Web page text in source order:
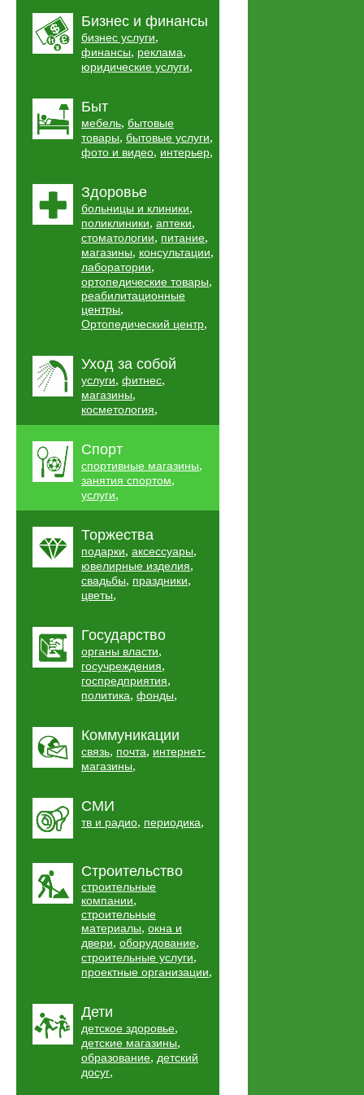
Бизнес и финансы
бизнес услуги,
финансы, реклама,
юридические услуги,
Быт
мебель, бытовые
товары, бытовые услуги,
фото и видео, интерьер,
Здоровье
больницы и клиники,
поликлиники, аптеки,
стоматологии, питание,
магазины, консультации,
лаборатории,
ортопедические товары,
реабилитационные
центры,
Ортопедический центр,
Уход за собой
услуги, фитнес,
магазины,
косметология,
Спорт
спортивные магазины,
занятия спортом,
услуги,
Торжества
подарки, аксессуары,
ювелирные изделия,
свадьбы, праздники,
цветы,
Государство
органы власти,
госучреждения,
госпредприятия,
политика, фонды,
Коммуникации
связь, почта, интернет-
магазины,
СМИ
тв и радио, периодика,
Строительство
строительные
компании,
строительные
материалы, окна и
двери, оборудование,
строительные услуги,
проектные организации,
Дети
детское здоровье,
детские магазины,
образование, детский
досуг,